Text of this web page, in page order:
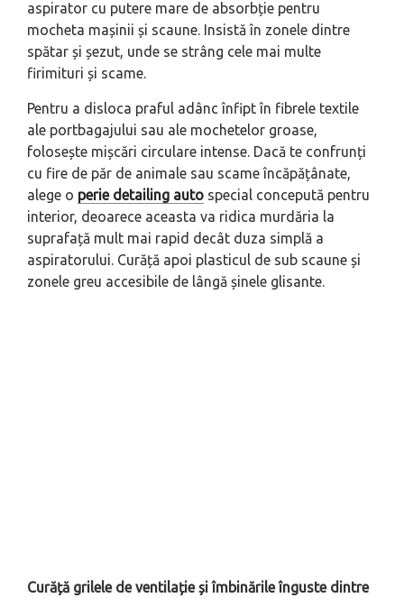
aspirator cu putere mare de absorbție pentru
mocheta mașinii și scaune. Insistă în zonele dintre
spătar și șezut, unde se strâng cele mai multe
firimituri și scame.
Pentru a disloca praful adânc înfipt în fibrele textile
ale portbagajului sau ale mochetelor groase,
folosește mișcări circulare intense. Dacă te confrunți
cu fire de păr de animale sau scame încăpățânate,
alege o perie detailing auto special concepută pentru
interior, deoarece aceasta va ridica murdăria la
suprafață mult mai rapid decât duza simplă a
aspiratorului. Curăță apoi plasticul de sub scaune și
zonele greu accesibile de lângă șinele glisante.
Curăță grilele de ventilație și îmbinările înguste dintre